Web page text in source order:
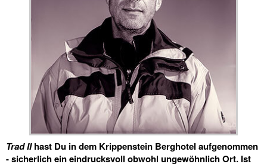
Trad IIhast Du in dem Krippenstein Berghotel aufgenommen
- sicherlich ein eindrucksvoll obwohl ungewöhnlich Ort. Ist